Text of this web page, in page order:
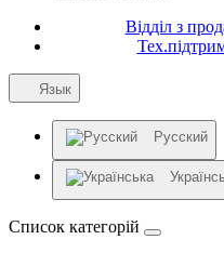
Відділ з
Язык
Русский
Список категорій